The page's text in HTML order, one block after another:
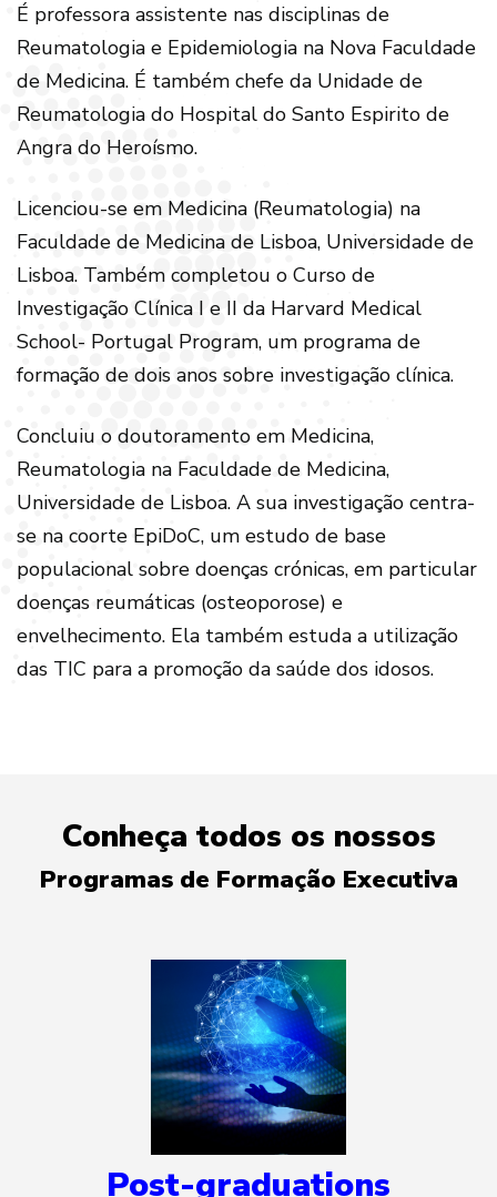
É professora assistente nas disciplinas de
Reumatologia e Epidemiologia na Nova Faculdade
de Medicina. É também chefe da Unidade de
Reumatologia do Hospital do Santo Espirito de
Angra do Heroísmo.
Licenciou-se em Medicina (Reumatologia) na
Faculdade de Medicina de Lisboa, Universidade de
Lisboa. Também completou o Curso de
Investigação Clínica I e II da Harvard Medical
School- Portugal Program, um programa de
formação de dois anos sobre investigação clínica.
Concluiu o doutoramento em Medicina,
Reumatologia na Faculdade de Medicina,
Universidade de Lisboa. A sua investigação centra-
se na coorte EpiDoC, um estudo de base
populacional sobre doenças crónicas, em particular
doenças reumáticas (osteoporose) e
envelhecimento. Ela também estuda a utilização
das TIC para a promoção da saúde dos idosos.
Conheça todos os nossos
Programas de Formação Executiva
Post-graduations